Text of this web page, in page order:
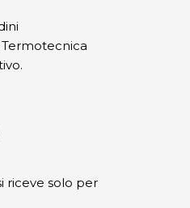
Termotecnica
riceve solo per